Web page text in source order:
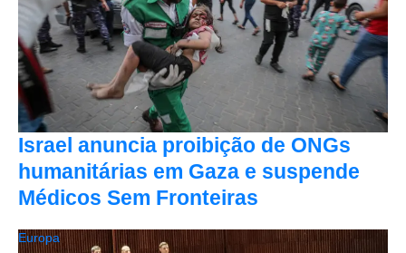
Israel anuncia proibição de ONGs
humanitárias em Gaza e suspende
Médicos Sem Fronteiras
Europa